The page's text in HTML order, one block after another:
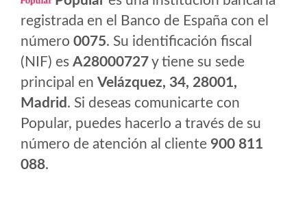
registrada en el Banco de España con el
número 0075. Su identificación fiscal
(NIF) es A28000727y tiene su sede
principal en Velázquez, 34, 28001,
Madrid . Si deseas comunicarte con
Popular, puedes hacerlo a través de su
número de atención al cliente 900 811
088.